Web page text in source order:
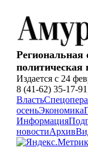
Региональная
политическая
Издается с 24
8 (41-62) 35-17-
Власть
осеньЭкономика
Информация
новостиАрхив